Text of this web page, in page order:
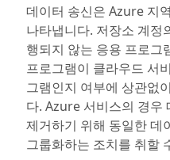
데이터 송신은 Azure 지
나타냅니다. 저장소 계정
행되지 않는 응용 프로그
프로그램이 클라우드 서
그램인지 여부에 상관없
다. Azure 서비스의 경우
제거하기 위해 동일한 데
그룹화하는 조치를 취할